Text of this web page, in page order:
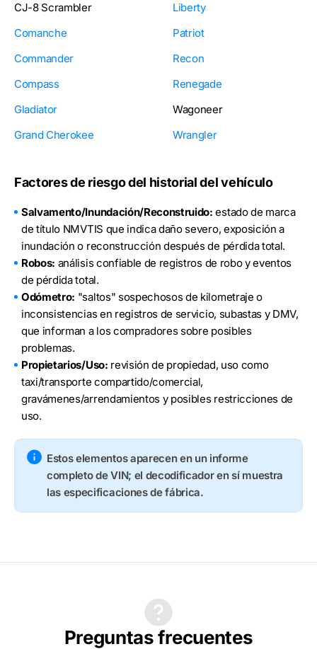
CJ-8 Scrambler
Comanche
Commander
Compass
Gladiator
Grand Cherokee
Liberty
Patriot
Recon
Renegade
Wagoneer
Wrangler
Factores de riesgo del historial del vehículo
Salvamento/Inundación/Reconstruido: estado de marca
de título NMVTIS que indica daño severo, exposición a
inundación o reconstrucción después de pérdida total.
Robos: análisis confiable de registros de robo y eventos
de pérdida total.
Odómetro: "saltos" sospechosos de kilometraje o
inconsistencias en registros de servicio, subastas y DMV,
que informan a los compradores sobre posibles
problemas.
Propietarios/Uso: revisión de propiedad, uso como
taxi/transporte compartido/comercial,
gravámenes/arrendamientos y posibles restricciones de
uso.
Estos elementos aparecen en un informe
completo de VIN; el decodificador en sí muestra
las especificaciones de fábrica.
Preguntas frecuentes